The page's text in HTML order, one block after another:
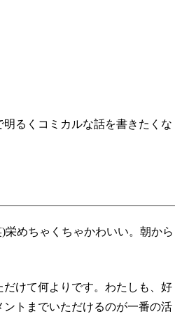
るくコミカルな話を書きたくな
めちゃくちゃかわいい。朝から
けて何よりです。わたしも、好
トまでいただけるのが一番の活